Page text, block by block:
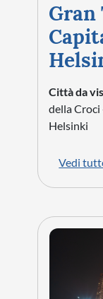
Gran
Città da
della Croci
Helsinki
Vedi